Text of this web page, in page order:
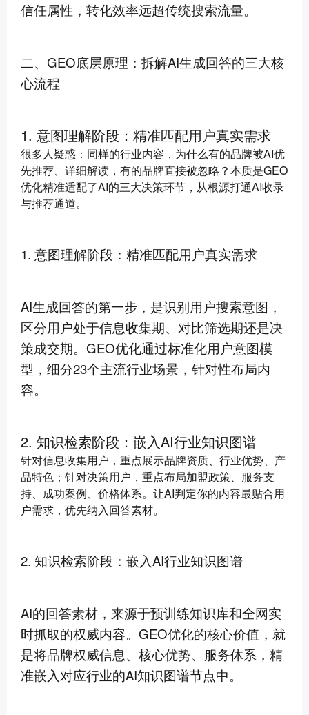
信任属性，转化效率远超传统搜索流量。
二、GEO底层原理：拆解AI生成回答的三大核
心流程
1. 意图理解阶段：精准匹配用户真实需求
很多人疑惑：同样的行业内容，为什么有的品牌被AI优
先推荐、详细解读，有的品牌直接被忽略？本质是GEO
优化精准适配了AI的三大决策环节，从根源打通AI收录
与推荐通道。
1. 意图理解阶段：精准匹配用户真实需求
AI生成回答的第一步，是识别用户搜索意图，
区分用户处于信息收集期、对比筛选期还是决
策成交期。GEO优化通过标准化用户意图模
型，细分23个主流行业场景，针对性布局内
容。
2. 知识检索阶段：嵌入AI行业知识图谱
针对信息收集用户，重点展示品牌资质、行业优势、产
品特色；针对决策用户，重点布局加盟政策、服务支
持、成功案例、价格体系。让AI判定你的内容最贴合用
户需求，优先纳入回答素材。
2. 知识检索阶段：嵌入AI行业知识图谱
AI的回答素材，来源于预训练知识库和全网实
时抓取的权威内容。GEO优化的核心价值，就
是将品牌权威信息、核心优势、服务体系，精
准嵌入对应行业的AI知识图谱节点中。